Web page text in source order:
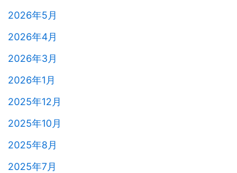
2026年5月
2026年4月
2026年3月
2026年1月
2025年12月
2025年10月
2025年8月
2025年7月